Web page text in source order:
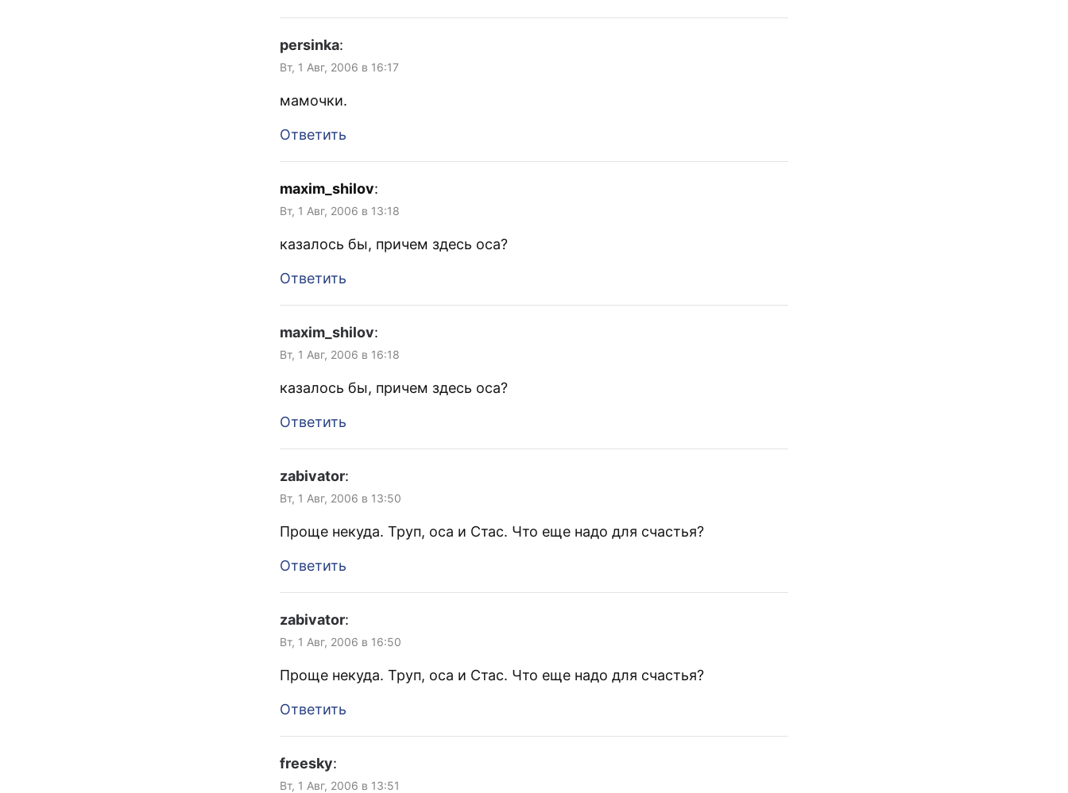
persinka:
Вт, 1 Авг, 2006 в 16:17
мамочки.
Ответить
maxim_shilov:
Вт, 1 Авг, 2006 в 13:18
казалось бы, причем здесь оса?
Ответить
maxim_shilov:
Вт, 1 Авг, 2006 в 16:18
казалось бы, причем здесь оса?
Ответить
zabivator:
Вт, 1 Авг, 2006 в 13:50
Проще некуда. Труп, оса и Стас. Что еще надо для счастья?
Ответить
zabivator:
Вт, 1 Авг, 2006 в 16:50
Проще некуда. Труп, оса и Стас. Что еще надо для счастья?
Ответить
freesky:
Вт, 1 Авг, 2006 в 13:51